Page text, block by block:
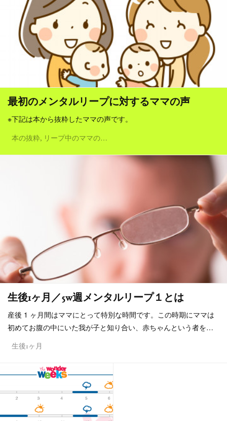
最初のメンタルリープに対するママの声
※下記は本から抜粋したママの声です。
本の抜粋 リープ中のママの声
生後1ヶ月／5w週メンタルリープ１とは
産後 1 ヶ月間はママにとって特別な時間です。この時期にママは
初めてお腹の中にいた我が子と知り合い、赤ちゃんという者を…
生後1ヶ月